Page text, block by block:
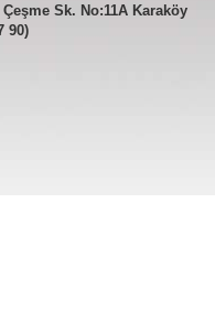
Sk. No:11A Karaköy
90)